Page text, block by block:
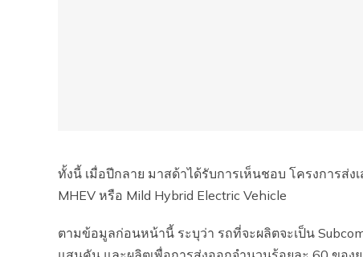
ทั้งนี้ เมื่อปีกลาย มาสด้าได้รับการเห็นชอบ โครงการส่
MHEV หรือ Mild Hybrid Electric Vehicle
ตามข้อมูลก่อนหน้านี้ ระบุว่า รถที่จะผลิตจะเป็น